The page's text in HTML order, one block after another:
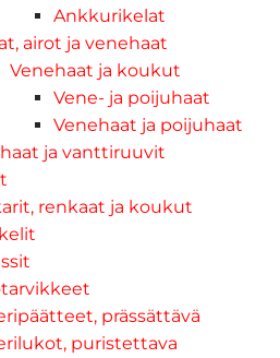
Ankkurikelat
airot ja venehaat
Venehaat ja koukut
Vene- ja poijuhaat
Venehaat ja poijuhaat
ja vanttiruuvit
renkaat ja koukut
prässättävä
puristettava